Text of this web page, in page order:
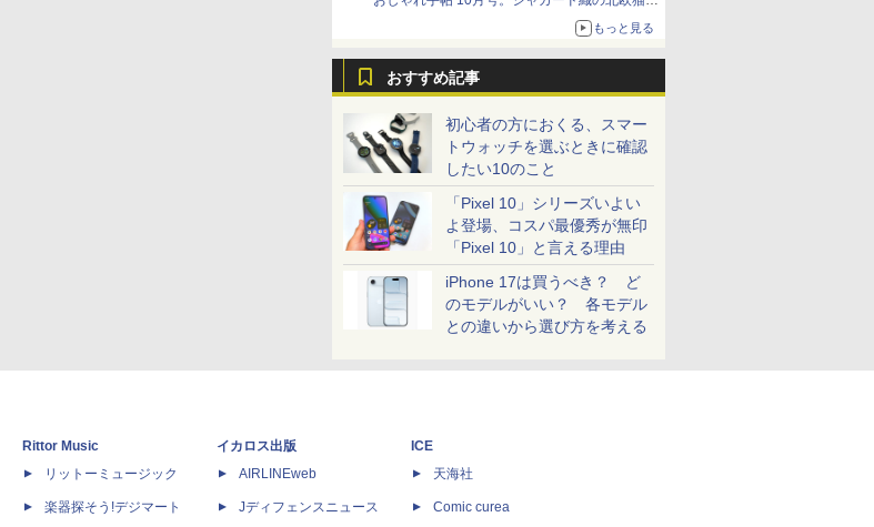
もっと見る
おすすめ記事
初心者の方におくる、スマー
トウォッチを選ぶときに確認
したい10のこと
「Pixel 10」シリーズいよい
よ登場、コスパ最優秀が無印
「Pixel 10」と言える理由
iPhone 17は買うべき？ ど
のモデルがいい？ 各モデル
との違いから選び方を考える
Rittor Music
リットーミュージック
楽器探そう!デジマート
イカロス出版
AIRLINEweb
Jディフェンスニュース
ICE
天海社
Comic curea